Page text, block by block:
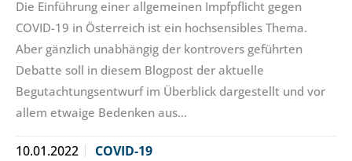
Die Einführung einer allgemeinen Impfpflicht gegen
COVID-19 in Österreich ist ein hochsensibles Thema.
Aber gänzlich unabhängig der kontrovers geführten
Debatte soll in diesem Blogpost der aktuelle
Begutachtungsentwurf im Überblick dargestellt und vor
allem etwaige Bedenken aus…
10.01.2022 COVID-19